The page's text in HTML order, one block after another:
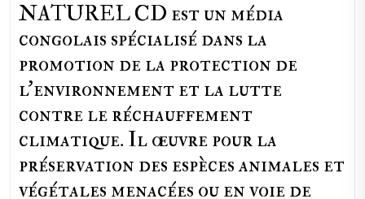
NATUREL CD est un média
congolais spécialisé dans la
promotion de la protection de
l’environnement et la lutte
contre le réchauffement
climatique. Il œuvre pour la
préservation des espèces animales et
végétales menacées ou en voie de